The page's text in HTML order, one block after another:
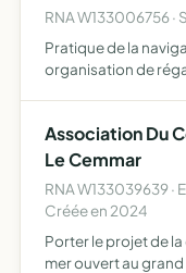
RNA W133006756 ·
Pratique de la
organisation de
Association Du
Le Cemmar
RNA W133039639
Créée en 2024
Porter le projet de
mer ouvert au